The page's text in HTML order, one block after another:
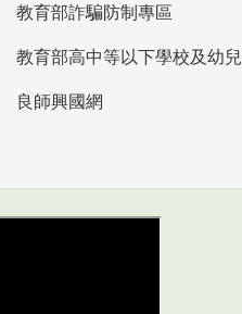
教育部詐騙防制專區
良師興國網